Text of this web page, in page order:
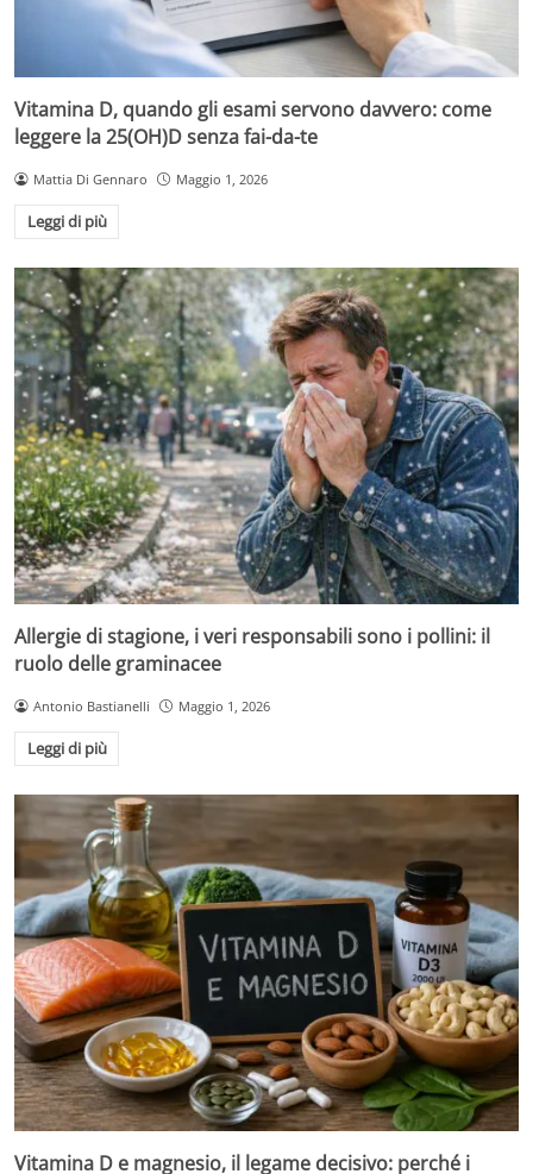
Vitamina D, quando gli esami servono davvero: come
leggere la 25(OH)D senza fai-da-te
Mattia Di Gennaro Maggio 1, 2026
Leggi di più
Allergie di stagione, i veri responsabili sono i pollini: il
ruolo delle graminacee
Antonio Bastianelli Maggio 1, 2026
Leggi di più
Vitamina D e magnesio, il legame decisivo: perché i